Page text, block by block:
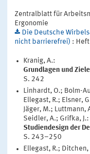
Zentralblatt für
Ergonomie
Die Deutsche
nicht barrierefrei) :
Kranig, A.:
Grundlagen und
S. 242
Linhardt, O.; Bolm-
Ellegast, R.; Elsner,
Jäger, M.; Luttmann,
Seidler, A.; Grifka, J.:
Studiendesign der
S. 243–250
Ellegast, R.;